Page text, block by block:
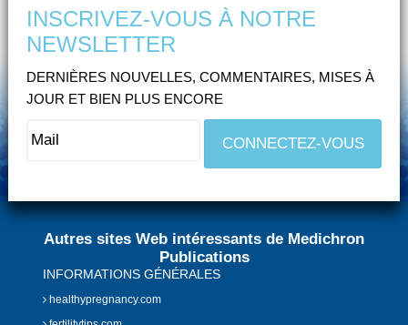
INSCRIVEZ-VOUS À NOTRE
NEWSLETTER
DERNIÈRES NOUVELLES, COMMENTAIRES, MISES À
JOUR ET BIEN PLUS ENCORE
Autres sites Web intéressants de Medichron
Publications
INFORMATIONS GÉNÉRALES
healthypregnancy.com